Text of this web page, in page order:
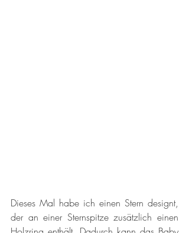
Dieses Mal habe ich einen Stern designt,
der an einer Sternspitze zusätzlich einen